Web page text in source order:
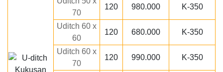
70
120 980.000 K-350
Uditch 60 x
60
120 680.000 K-350
Uditch 60 x
70
120 990.000 K-350